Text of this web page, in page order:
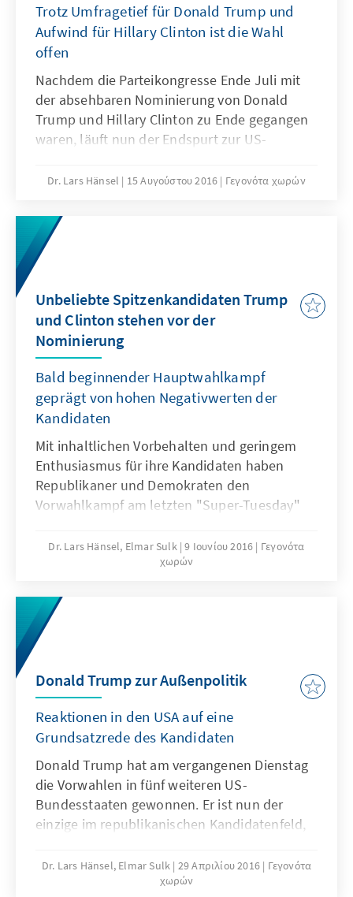
Trotz Umfragetief für Donald Trump und
Aufwind für Hillary Clinton ist die Wahl
offen
Nachdem die Parteikongresse Ende Juli mit
der absehbaren Nominierung von Donald
Trump und Hillary Clinton zu Ende gegangen
waren, läuft nun der Endspurt zur US-
Jetzt richtet sich im Hauptwahlkampf der
auf die Parteibasis, sondern auf das
allgemeine Wahlvolk. Dabei könnten die
Unterschiede unter den Kandidaten auch
ultimative Kandidatin des Establishments, gilt
Trump als der ultimative Anti-Establishment-
Kandidat, der disruptiv alles auf den Kopf
stellen will.
Dr. Lars Hänsel 15 Αυγούστου 2016 Γεγονότα χωρών
Unbeliebte Spitzenkandidaten Trump
und Clinton stehen vor der
Nominierung
Bald beginnender Hauptwahlkampf
geprägt von hohen Negativwerten der
Kandidaten
Mit inhaltlichen Vorbehalten und geringem
Enthusiasmus für ihre Kandidaten haben
Republikaner und Demokraten den
Vorwahlkampf am letzten "Super-Tuesday"
abgeschlossen. Allein in Washington DC wird
noch am 14. Juni 2016 gewählt.
Dr. Lars Hänsel, Elmar Sulk 9 Ιουνίου 2016
Γεγονότα
χωρών
Donald Trump zur Außenpolitik
Reaktionen in den USA auf eine
Grundsatzrede des Kandidaten
Donald Trump hat am vergangenen Dienstag
die Vorwahlen in fünf weiteren US-
Bundesstaaten gewonnen. Er ist nun der
einzige im republikanischen Kandidatenfeld,
erreichen könnte, um auf dem Juli-Parteitag
in Cleveland bereits im ersten Wahlgang
Dr. Lars Hänsel, Elmar Sulk 29 Απριλίου 2016
Γεγονότα
χωρών